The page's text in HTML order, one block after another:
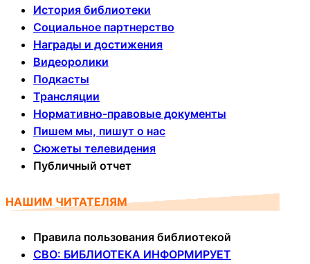
История библиотеки
Социальное партнерство
Награды и достижения
Видеоролики
Подкасты
Трансляции
Нормативно-правовые документы
Пишем мы, пишут о нас
Сюжеты телевидения
Публичный отчет
НАШИМ ЧИТАТЕЛЯМ
Правила пользования библиотекой
СВО: БИБЛИОТЕКА ИНФОРМИРУЕТ